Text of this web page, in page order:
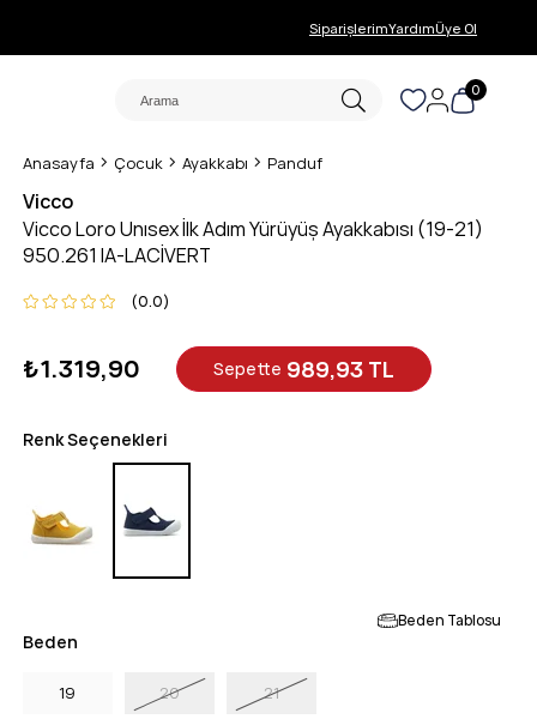
SiparişlerimYardımÜye Ol
0
Anasayfa Çocuk Ayakkabı Panduf
Vicco
Vicco Loro Unısex İlk Adım Yürüyüş Ayakkabısı (19-21)
950.261 IA-LACİVERT
0.0
₺1.319,90 Sepette 989,93 TL
Renk Seçenekleri
Beden Tablosu
Beden
19 20 21